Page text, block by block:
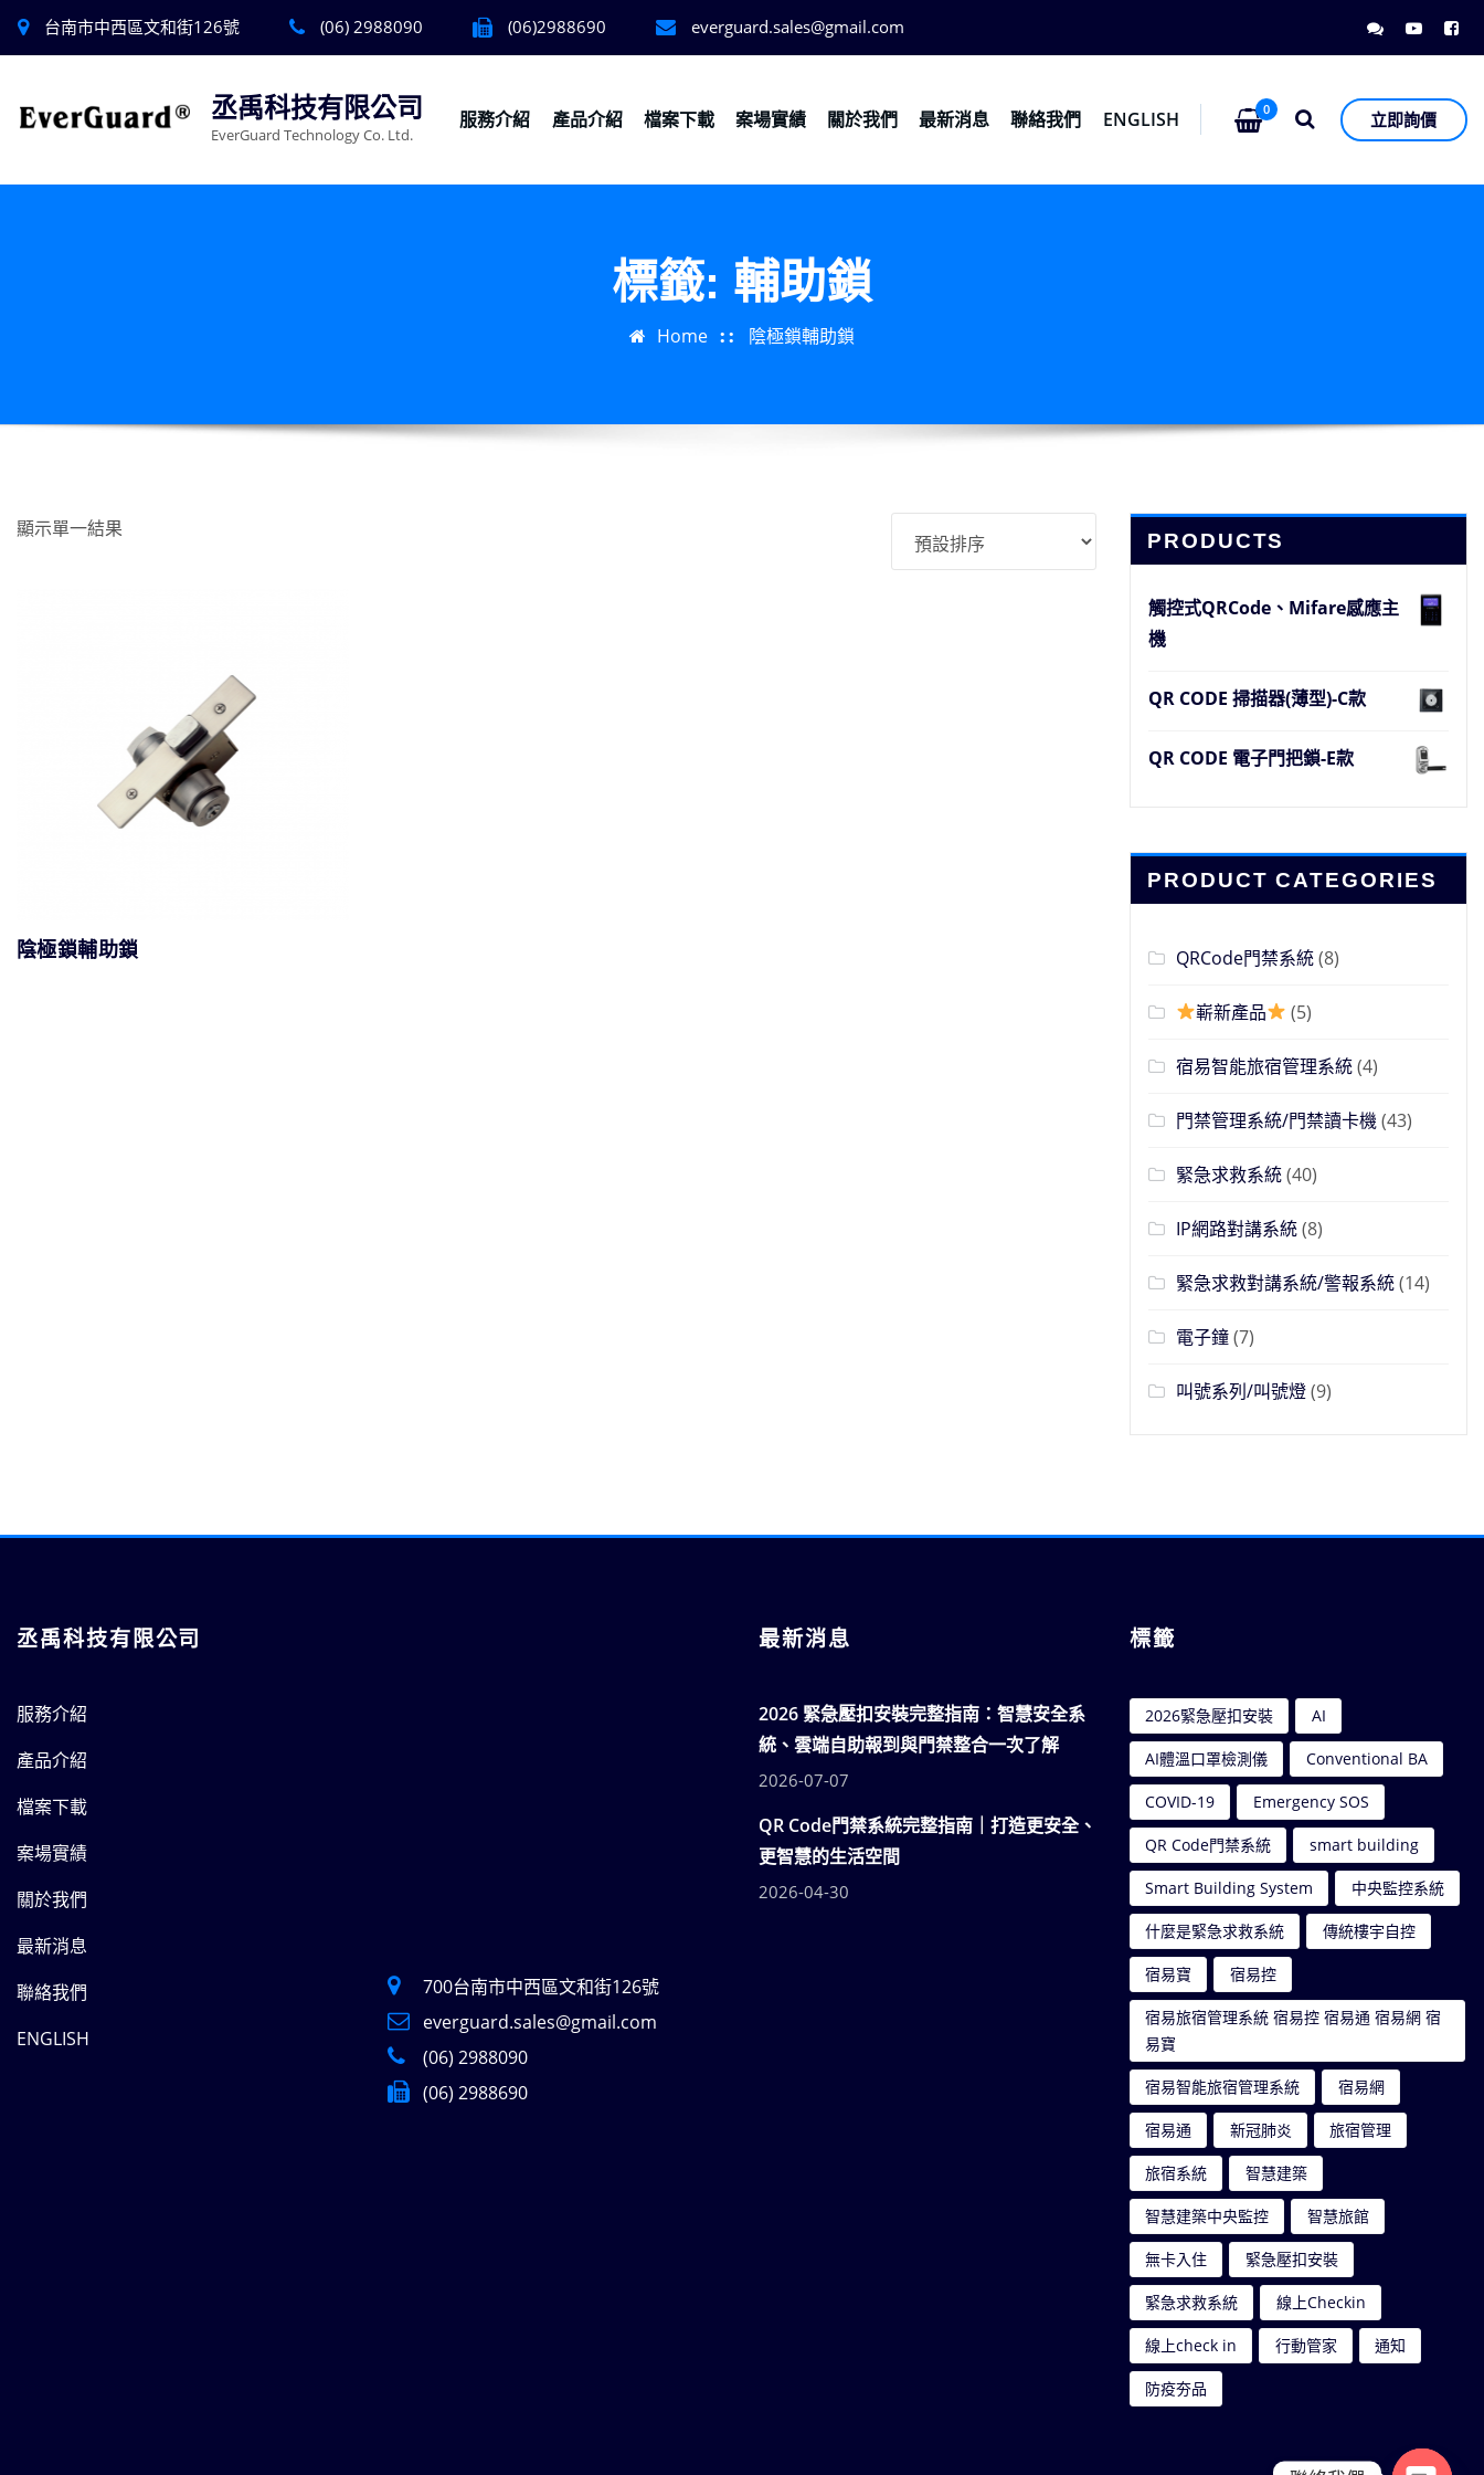
台南市中西區文和街126號 (06) 2988090 (06)2988690 everguard.sales@gmail.com
丞禹科技有限公司
EverGuard Technology Co. Ltd.
服務介紹 產品介紹 檔案下載 案場實績 關於我們 最新消息 聯絡我們 ENGLISH 0 立即詢價
標籤: 輔助鎖
Home 陰極鎖輔助鎖
顯示單一結果
陰極鎖輔助鎖
PRODUCTS
觸控式QRCode、Mifare感應主
機
QR CODE 掃描器(薄型)-C款
QR CODE 電子門把鎖-E款
PRODUCT CATEGORIES
QRCode門禁系統(8)
嶄新產品 (5)
宿易智能旅宿管理系統(4)
門禁管理系統/門禁讀卡機(43)
緊急求救系統(40)
IP網路對講系統(8)
緊急求救對講系統/警報系統(14)
電子鐘(7)
叫號系列/叫號燈(9)
丞禹科技有限公司
服務介紹
產品介紹
檔案下載
案場實績
關於我們
最新消息
聯絡我們
ENGLISH
700台南市中西區文和街126號
everguard.sales@gmail.com
(06) 2988090
(06) 2988690
最新消息
2026 緊急壓扣安裝完整指南：智慧安全系
統、雲端自助報到與門禁整合一次了解
2026-07-07
QR Code門禁系統完整指南｜打造更安全、
更智慧的生活空間
2026-04-30
標籤
2026緊急壓扣安裝 AI
AI體溫口罩檢測儀 Conventional BA
COVID-19 Emergency SOS
QR Code門禁系統 smart building
Smart Building System 中央監控系統
什麼是緊急求救系統 傳統樓宇自控
宿易寶 宿易控
宿易旅宿管理系統 宿易控 宿易通 宿易網 宿
易寶
宿易智能旅宿管理系統 宿易網
宿易通 新冠肺炎 旅宿管理
旅宿系統 智慧建築
智慧建築中央監控 智慧旅館
無卡入住 緊急壓扣安裝
緊急求救系統 線上Checkin
線上check in 行動管家 通知
防疫夯品